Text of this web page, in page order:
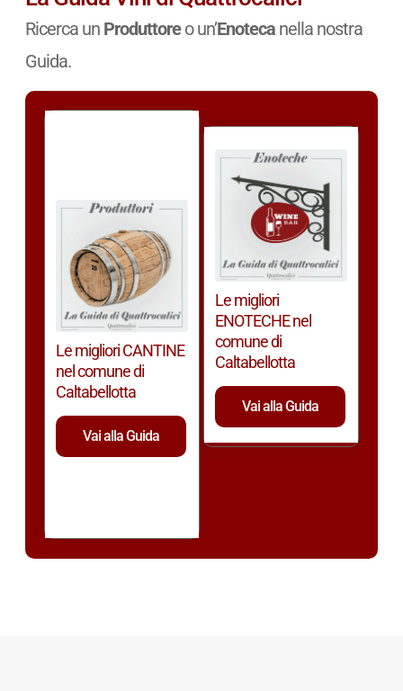
Ricerca un Produttoreo un’Enotecanella nostra
Guida.
Le migliori CANTINE
nel comune di
Caltabellotta
Vai alla Guida
Le migliori
ENOTECHE nel
comune di
Caltabellotta
Vai alla Guida